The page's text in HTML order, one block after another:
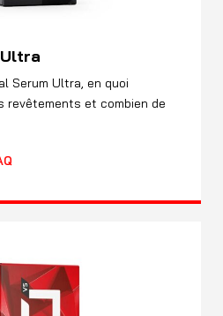
Serum Ultra, en quoi
et combien de